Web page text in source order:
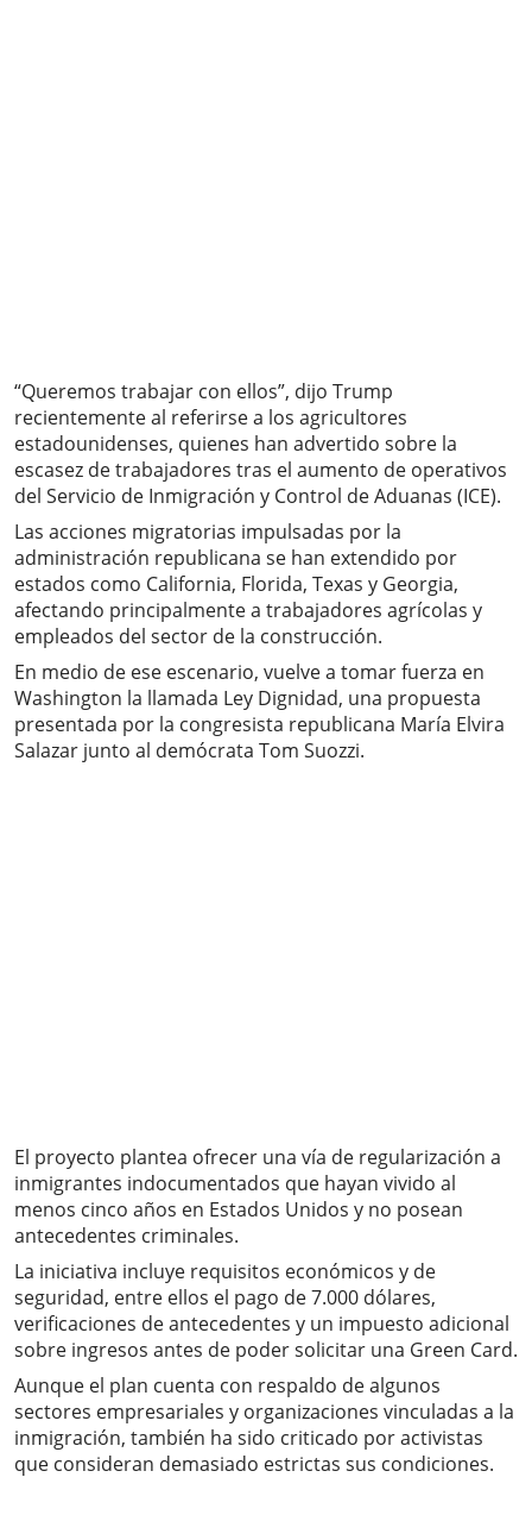
“Queremos trabajar con ellos”, dijo Trump
recientemente al referirse a los agricultores
estadounidenses, quienes han advertido sobre la
escasez de trabajadores tras el aumento de operativos
del Servicio de Inmigración y Control de Aduanas (ICE).
Las acciones migratorias impulsadas por la
administración republicana se han extendido por
estados como California, Florida, Texas y Georgia,
afectando principalmente a trabajadores agrícolas y
empleados del sector de la construcción.
En medio de ese escenario, vuelve a tomar fuerza en
Washington la llamada Ley Dignidad, una propuesta
presentada por la congresista republicana María Elvira
Salazar junto al demócrata Tom Suozzi.
El proyecto plantea ofrecer una vía de regularización a
inmigrantes indocumentados que hayan vivido al
menos cinco años en Estados Unidos y no posean
antecedentes criminales.
La iniciativa incluye requisitos económicos y de
seguridad, entre ellos el pago de 7.000 dólares,
verificaciones de antecedentes y un impuesto adicional
sobre ingresos antes de poder solicitar una Green Card.
Aunque el plan cuenta con respaldo de algunos
sectores empresariales y organizaciones vinculadas a la
inmigración, también ha sido criticado por activistas
que consideran demasiado estrictas sus condiciones.